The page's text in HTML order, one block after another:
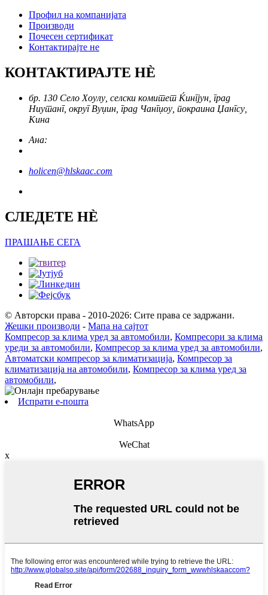
Профил на компанијата
Производи
Почесен сертификат
Контактирајте не
КОНТАКТИРАЈТЕ НÈ
бр. 130 Село Хоулу, селски комитет Ќингјун, град
Ниутанг, округ Вуџин, град Чангџоу, покраина Џангсу,
Кина
Ана:
holicen@hlskaac.com
СЛЕДЕТЕ НÈ
ПРАШАЊЕ СЕГА
© Авторски права - 2010-2026: Сите права се задржани.
Жешки производи - Мапа на сајтот
Компресор за клима уред за автомобили, Компресори за клима
уреди за автомобили, Компресор за клима уред за автомобили,
Автоматски компресор за климатизација, Компресор за
климатизација на автомобили, Компресор за клима уред за
автомобили,
Испрати е-пошта
WhatsApp
WeChat
x